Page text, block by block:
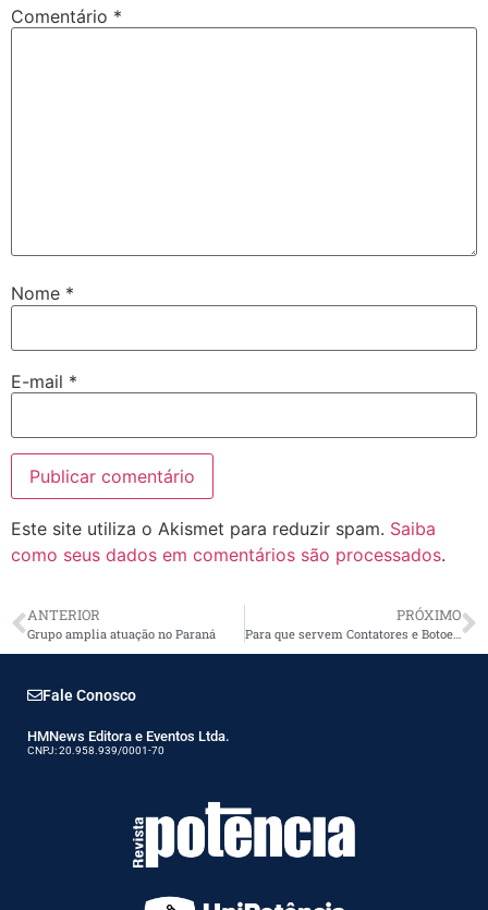
Comentário *
Nome *
E-mail *
Este site utiliza o Akismet para reduzir spam. Saiba
como seus dados em comentários são processados.
ANTERIOR
Grupo amplia atuação no Paraná
PRÓXIMO
Para que servem Contatores e Botoeiras?
Fale Conosco
HMNews Editora e Eventos Ltda.
CNPJ: 20.958.939/0001-70